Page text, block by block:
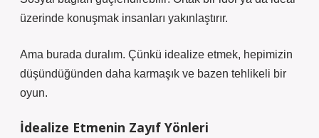
üzerinde konuşmak insanları yakınlaştırır.
Ama burada duralım. Çünkü idealize etmek, hepimizin
düşündüğünden daha karmaşık ve bazen tehlikeli bir
oyun.
İdealize Etmenin Zayıf Yönleri